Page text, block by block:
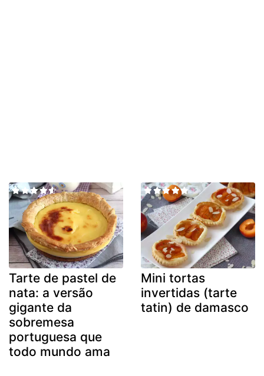
Tarte de pastel de
nata: a versão
gigante da
sobremesa
portuguesa que
todo mundo ama
Mini tortas
invertidas (tarte
tatin) de damasco